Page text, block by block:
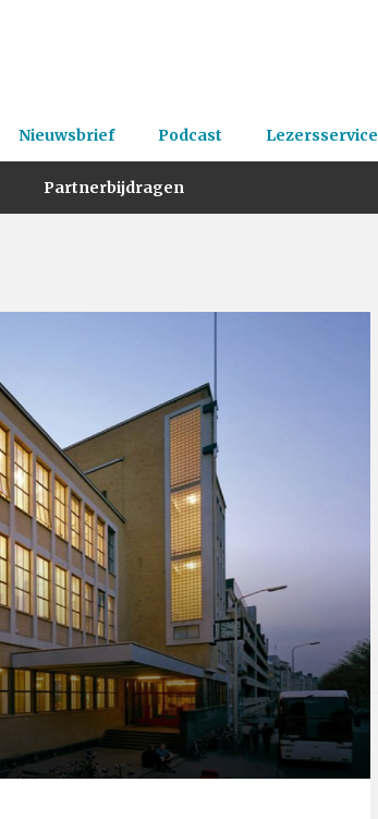
Nieuwsbrief Podcast Lezersservice
Partnerbijdragen